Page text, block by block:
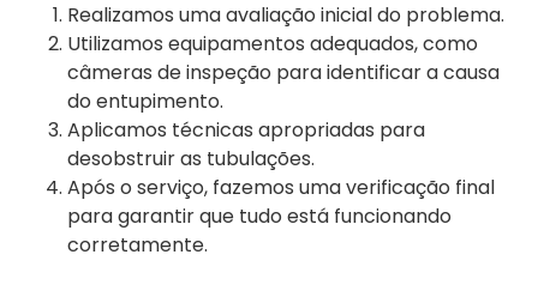
Realizamos uma avaliação inicial do problema.
Utilizamos equipamentos adequados, como
câmeras de inspeção para identificar a causa
do entupimento.
Aplicamos técnicas apropriadas para
desobstruir as tubulações.
Após o serviço, fazemos uma verificação final
para garantir que tudo está funcionando
corretamente.